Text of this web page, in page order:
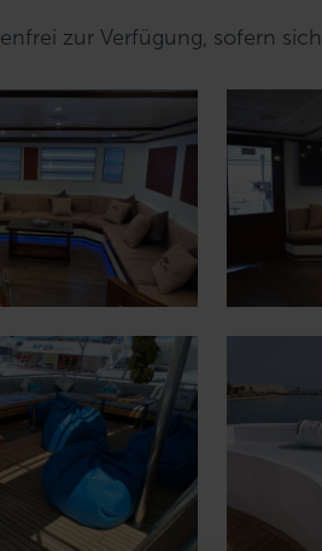
zur Verfügung, sofern